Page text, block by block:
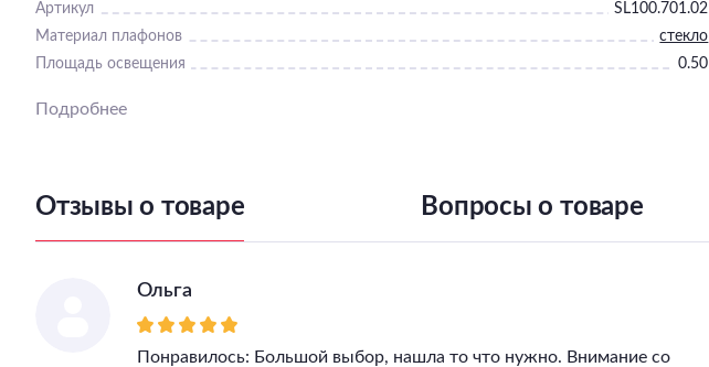
Артикул SL100.701.02
Материал плафонов
стекло
Площадь освещения
0.50
Подробнее
Отзывы о товаре Вопросы о товаре
Ольга
Понравилось: Большой выбор, нашла то что нужно. Внимание со